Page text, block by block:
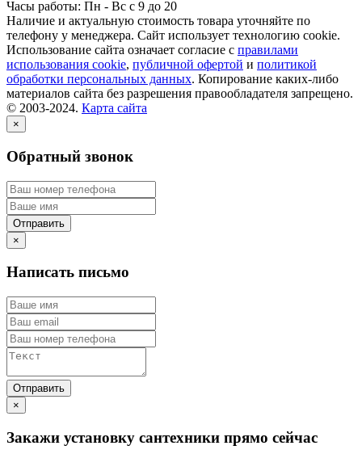
Часы работы: Пн - Вс с 9 до 20
Наличие и актуальную стоимость товара уточняйте по
телефону у менеджера. Сайт использует технологию cookie.
Использование сайта означает согласие с правилами
использования cookie, публичной офертой и политикой
обработки персональных данных. Копирование каких-либо
материалов сайта без разрешения правообладателя запрещено.
© 2003-2024. Карта сайта
×
Обратный звонок
×
Написать письмо
×
Закажи установку сантехники прямо сейчас